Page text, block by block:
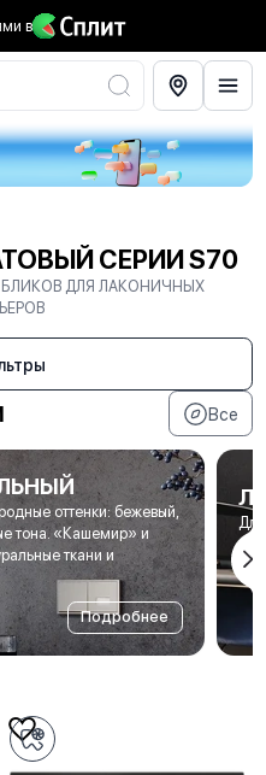
в
СЕРИИ S70
ДЛЯ ЛАКОНИЧНЫХ
Все
оттенки: бежевый,
тона. «Кашемир» и
ткани и
Подробнее
Для